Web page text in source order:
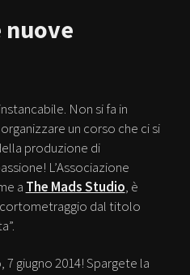
nuove
Non si fa in
un corso che ci si
produzione di
L’Associazione
a The Mads Studio, è
cortometraggio dal titolo
giugno 2014! Spargete la